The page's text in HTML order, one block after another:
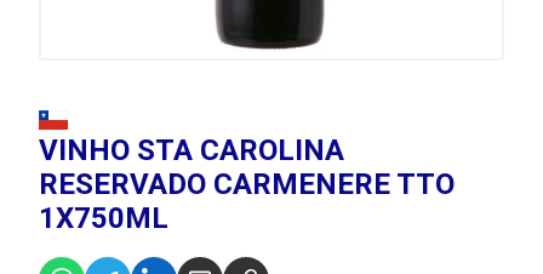
VINHO STA CAROLINA
RESERVADO CARMENERE TTO
1X750ML